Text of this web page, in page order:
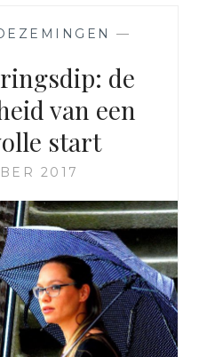
MEZELF
MIJN
VERMOEIDHEID
—
de
van een
start
2017